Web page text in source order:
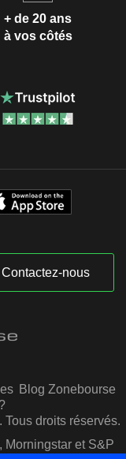
+ de 20 ans
à vos côtés
Contactez-nous
Blog Zonebourse
droits réservés.
Morningstar et S&P